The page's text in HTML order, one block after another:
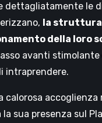
dettagliatamente le
la
della loro
avanti stimolante
intraprendere.
calorosa accoglienza
sua presenza sul